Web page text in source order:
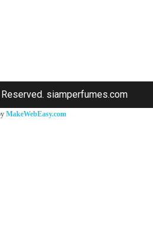
siamperfumes.com
MakeWebEasy.com